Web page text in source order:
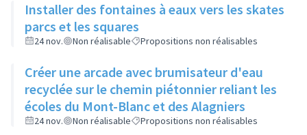
Installer des fontaines à eaux vers les skates
parcs et les squares
24 nov. Non réalisable Propositions non réalisables
Créer une arcade avec brumisateur d'eau
recyclée sur le chemin piétonnier reliant les
écoles du Mont-Blanc et des Alagniers
24 nov. Non réalisable Propositions non réalisables